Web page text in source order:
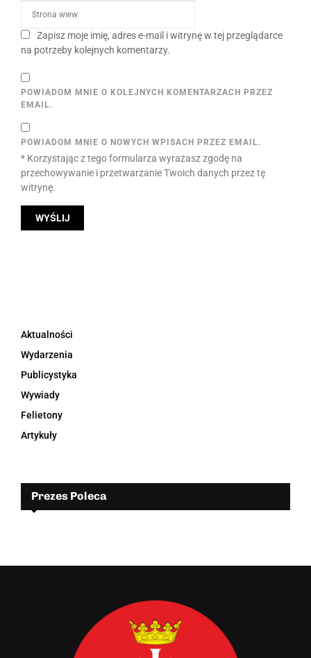
Zapisz moje imię, adres e-mail i witrynę w tej przeglądarce
na potrzeby kolejnych komentarzy.
POWIADOM MNIE O KOLEJNYCH KOMENTARZACH PRZEZ
EMAIL.
POWIADOM MNIE O NOWYCH WPISACH PRZEZ EMAIL.
* Korzystając z tego formularza wyrażasz zgodę na
przechowywanie i przetwarzanie Twoich danych przez tę
witrynę.
Aktualności
Wydarzenia
Publicystyka
Wywiady
Felietony
Artykuły
Prezes Poleca